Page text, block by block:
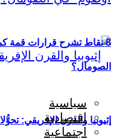
إثيوبيا والقرن الإفريقي:
8 نقاط تشرح قرارات قمة
الصومال؟
سياسية
اقتصادية
اجتماعية